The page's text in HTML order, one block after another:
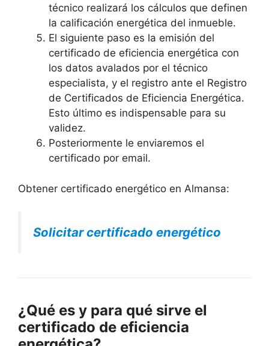
técnico realizará los cálculos que definen
la calificación energética del inmueble.
El siguiente paso es la emisión del
certificado de eficiencia energética con
los datos avalados por el técnico
especialista, y el registro ante el Registro
de Certificados de Eficiencia Energética.
Esto último es indispensable para su
validez.
Posteriormente le enviaremos el
certificado por email.
Obtener certificado energético en Almansa:
Solicitar certificado energético
¿Qué es y para qué sirve el
certificado de eficiencia